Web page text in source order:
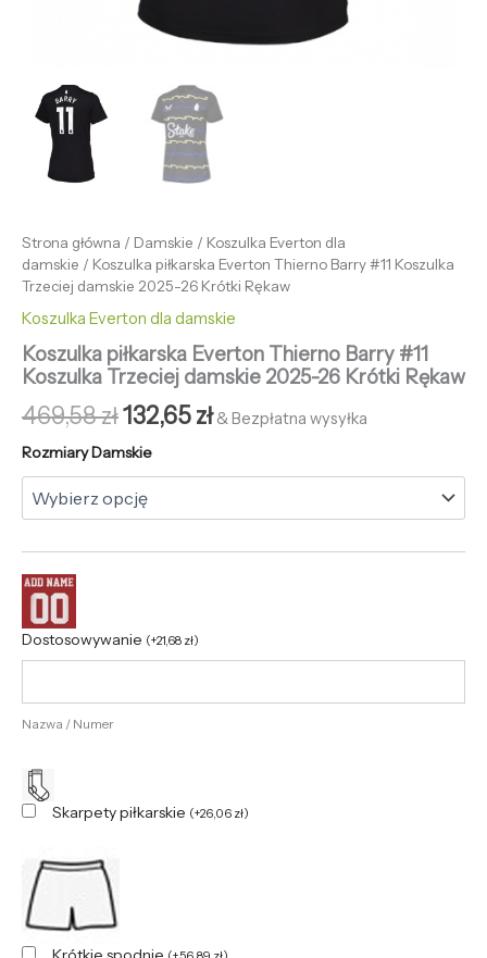
Strona główna / Damskie / Koszulka Everton dla
damskie / Koszulka piłkarska Everton Thierno Barry #11 Koszulka
Trzeciej damskie 2025-26 Krótki Rękaw
Koszulka Everton dla damskie
Koszulka piłkarska Everton Thierno Barry #11
Koszulka Trzeciej damskie 2025-26 Krótki Rękaw
469,58zł132,65zł & Bezpłatna wysyłka
Rozmiary Damskie
Dostosowywanie (+21,68 zł)
Nazwa / Numer
Skarpety piłkarskie (+26,06 zł)